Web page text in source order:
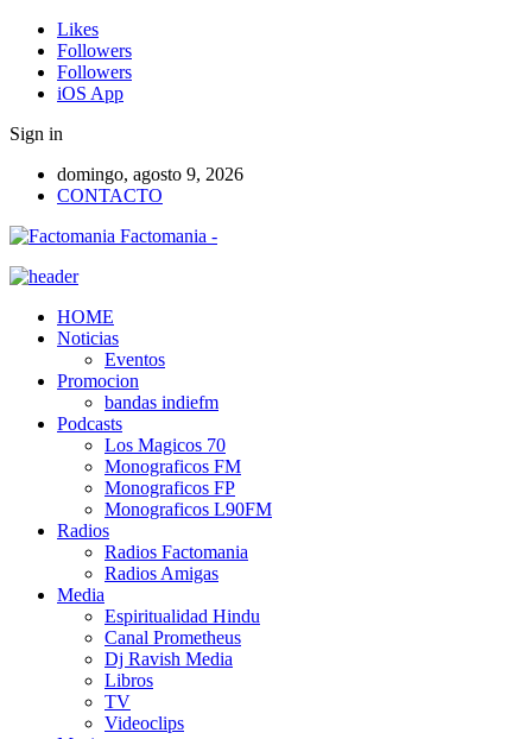
Likes
Followers
Followers
iOS App
Sign in
domingo, agosto 9, 2026
CONTACTO
Factomania -
HOME
Noticias
Eventos
Promocion
bandas indiefm
Podcasts
Los Magicos 70
Monograficos FM
Monograficos FP
Monograficos L90FM
Radios
Radios Factomania
Radios Amigas
Media
Espiritualidad Hindu
Canal Prometheus
Dj Ravish Media
Libros
TV
Videoclips